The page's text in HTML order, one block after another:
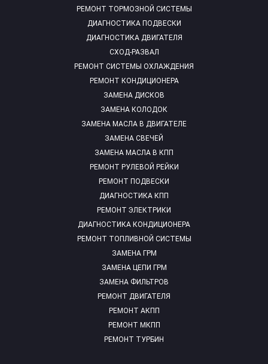
РЕМОНТ ТОРМОЗНОЙ СИСТЕМЫ
ДИАГНОСТИКА ПОДВЕСКИ
ДИАГНОСТИКА ДВИГАТЕЛЯ
СХОД-РАЗВАЛ
РЕМОНТ СИСТЕМЫ ОХЛАЖДЕНИЯ
РЕМОНТ КОНДИЦИОНЕРА
ЗАМЕНА ДИСКОВ
ЗАМЕНА КОЛОДОК
ЗАМЕНА МАСЛА В ДВИГАТЕЛЕ
ЗАМЕНА СВЕЧЕЙ
ЗАМЕНА МАСЛА В КПП
РЕМОНТ РУЛЕВОЙ РЕЙКИ
РЕМОНТ ПОДВЕСКИ
ДИАГНОСТИКА КПП
РЕМОНТ ЭЛЕКТРИКИ
ДИАГНОСТИКА КОНДИЦИОНЕРА
РЕМОНТ ТОПЛИВНОЙ СИСТЕМЫ
ЗАМЕНА ГРМ
ЗАМЕНА ЦЕПИ ГРМ
ЗАМЕНА ФИЛЬТРОВ
РЕМОНТ ДВИГАТЕЛЯ
РЕМОНТ АКПП
РЕМОНТ МКПП
РЕМОНТ ТУРБИН